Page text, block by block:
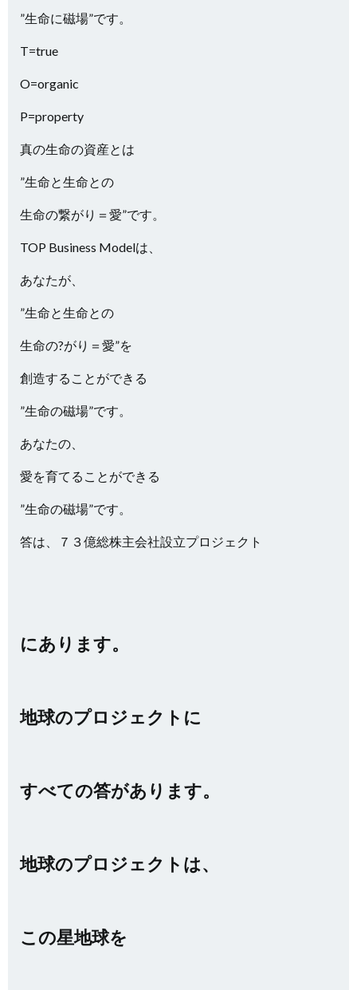
”生命に磁場”です。
T=true
O=organic
P=property
真の生命の資産とは
”生命と生命との
生命の繋がり＝愛”です。
TOP Business Modelは、
あなたが、
”生命と生命との
生命の?がり＝愛”を
創造することができる
”生命の磁場”です。
あなたの、
愛を育てることができる
”生命の磁場”です。
答は、７３億総株主会社設立プロジェクト
にあります。
地球のプロジェクトに
すべての答があります。
地球のプロジェクトは、
この星地球を